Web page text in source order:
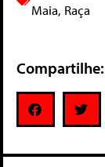
Maia, Raça
Compartilhe: